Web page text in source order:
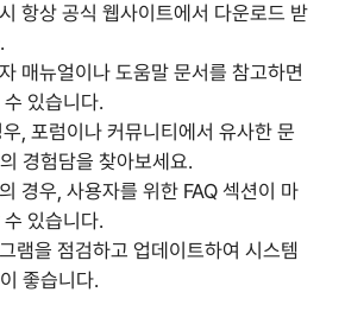
항상 공식 웹사이트에서 다운로드 받
매뉴얼이나 도움말 문서를 참고하면
있습니다.
, 포럼이나 커뮤니티에서 유사한 문
경험담을 찾아보세요.
경우, 사용자를 위한 FAQ 섹션이 마
있습니다.
램을 점검하고 업데이트하여 시스템
좋습니다.